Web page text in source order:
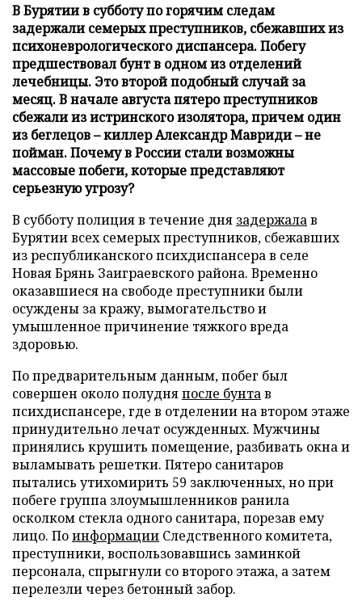
В Бурятии в субботу по горячим следам
задержали семерых преступников, сбежавших из
психоневрологического диспансера. Побегу
предшествовал бунт в одном из отделений
лечебницы. Это второй подобный случай за
месяц. В начале августа пятеро преступников
сбежали из истринского изолятора, причем один
из беглецов – киллер Александр Мавриди – не
пойман. Почему в России стали возможны
массовые побеги, которые представляют
серьезную угрозу?
В субботу полиция в течение дня задержалав
Бурятии всех семерых преступников, сбежавших
из республиканского психдиспансера в селе
Новая Брянь Заиграевского района. Временно
оказавшиеся на свободе преступники были
осуждены за кражу, вымогательство и
умышленное причинение тяжкого вреда
здоровью.
По предварительным данным, побег был
совершен около полудняпосле бунтав
психдиспансере, где в отделении на втором этаже
принудительно лечат осужденных. Мужчины
принялись крушить помещение, разбивать окна и
выламывать решетки. Пятеро санитаров
пытались утихомирить 59 заключенных, но при
побеге группа злоумышленников ранила
осколком стекла одного санитара, порезав ему
лицо. Поинформации Следственного комитета,
преступники, воспользовавшись заминкой
персонала, спрыгнули со второго этажа, а затем
перелезли через бетонный забор.